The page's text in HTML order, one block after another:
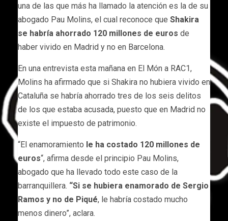
una de las que más ha llamado la atención es la de su
abogado Pau Molins, el cual reconoce que Shakira
se habría ahorrado 120 millones de euros de
haber vivido en Madrid y no en Barcelona.
En una entrevista esta mañana en El Món a RAC1,
Molins ha afirmado que si Shakira no hubiera vivido en
Cataluña se habría ahorrado tres de los seis delitos
de los que estaba acusada, puesto que en Madrid no
existe el impuesto de patrimonio.
“El enamoramiento le ha costado 120 millones de
euros“, afirma desde el principio Pau Molins,
abogado que ha llevado todo este caso de la
barranquillera. “Si se hubiera enamorado de Sergio
Ramos y no de Piqué, le habría costado mucho
menos dinero”, aclara.